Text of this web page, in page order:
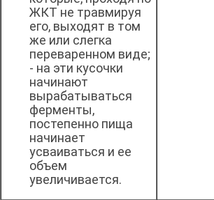
ЖКТ не травмируя
его, выходят в том
же или слегка
переваренном виде;
- на эти кусочки
начинают
вырабатываться
ферменты,
постепенно пища
начинает
усваиваться и ее
объем
увеличивается.